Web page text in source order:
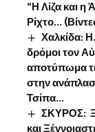
“Η Λίζα και η
Ρίχτο…
Χαλκίδα:
δρόμοι τον
αποτύπωμα
στην
Τσίπα…
ΣΚΥΡΟΣ:
και